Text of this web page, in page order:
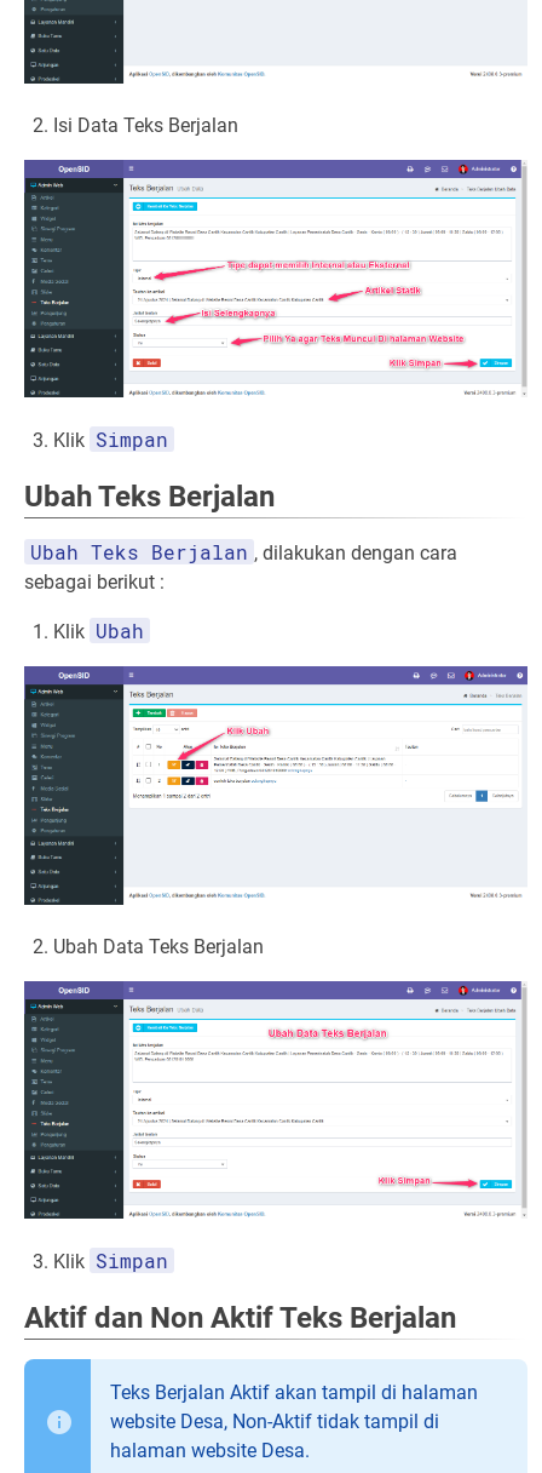
Isi Data Teks Berjalan
Klik Simpan
Ubah Teks Berjalan
Ubah Teks Berjalan , dilakukan dengan cara
sebagai berikut :
Klik Ubah
Ubah Data Teks Berjalan
Klik Simpan
Aktif dan Non Aktif Teks Berjalan
Teks Berjalan Aktif akan tampil di halaman
website Desa, Non-Aktif tidak tampil di
halaman website Desa.